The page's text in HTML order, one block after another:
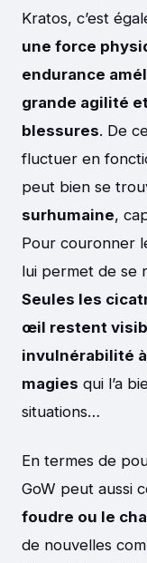
Kratos, c’est
une force
endurance
grande agilité
blessures. De
fluctuer en
peut bien se
surhumaine,
Pour couronner
lui permet de se
Seules les
œil restent
invulnérabilité
magies qui l’a
situations…
En termes de
GoW peut aussi
foudre ou le
de nouvelles